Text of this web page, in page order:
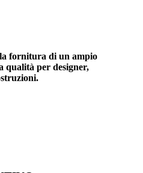
fornitura di un ampio
qualità per designer,